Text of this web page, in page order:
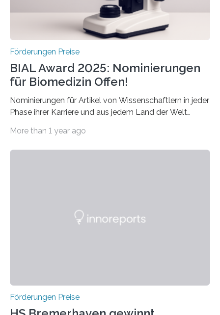
Förderungen Preise
BIAL Award 2025: Nominierungen
für Biomedizin Offen!
Nominierungen für Artikel von Wissenschaftlern in jeder
Phase ihrer Karriere und aus jedem Land der Welt
Leben gerufen, um die bemerkenswertesten
Foundation, des BIAL Award in Biomedicine ist in
More than 1 year ago
Förderungen Preise